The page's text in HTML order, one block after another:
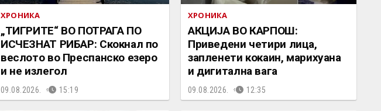
ХРОНИКА
„ТИГРИТЕ“ ВО ПОТРАГА ПО
ИСЧЕЗНАТ РИБАР: Скокнал по
веслото во Преспанско езеро
и не излегол
09.08.2026. 15:19
ХРОНИКА
АКЦИЈА ВО КАРПОШ:
Приведени четири лица,
запленети кокаин, марихуана
и дигитална вага
09.08.2026. 12:35